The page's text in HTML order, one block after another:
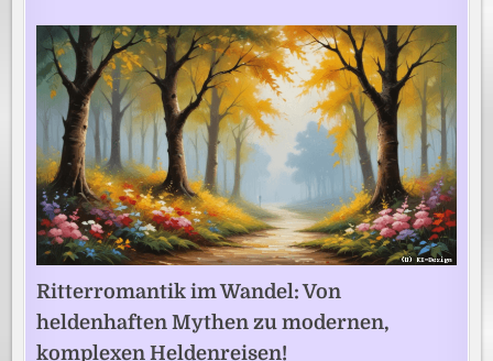
Ritterromantik im Wandel: Von
heldenhaften Mythen zu modernen,
komplexen Heldenreisen!